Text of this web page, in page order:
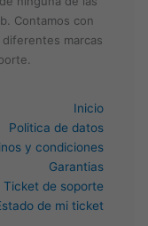
Contamos con
marcas
Inicio
Politica de datos
y condiciones
Garantias
Ticket de soporte
de mi ticket